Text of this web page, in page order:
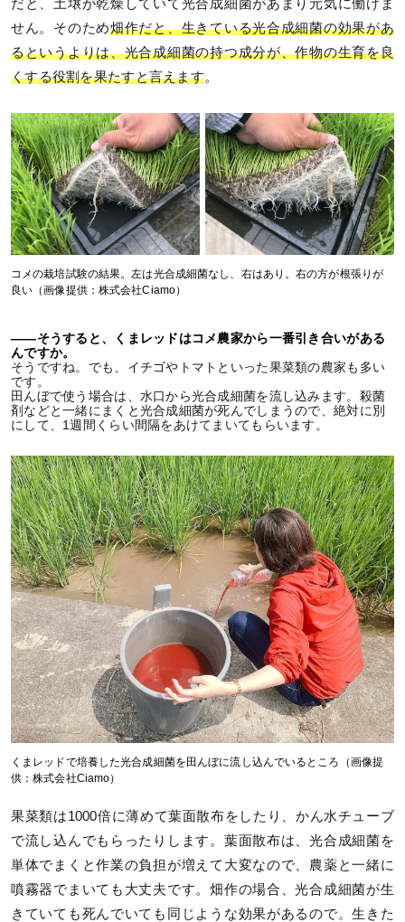
だと、土壌が乾燥していて光合成細菌があまり元気に働けま
せん。そのため畑作だと、生きている光合成細菌の効果があ
るというよりは、光合成細菌の持つ成分が、作物の生育を良
くする役割を果たすと言えます。
コメの栽培試験の結果。左は光合成細菌なし、右はあり。右の方が根張りが
良い（画像提供：株式会社Ciamo）
――そうすると、くまレッドはコメ農家から一番引き合いがある
んですか。
そうですね。でも、イチゴやトマトといった果菜類の農家も多い
です。
田んぼで使う場合は、水口から光合成細菌を流し込みます。殺菌
剤などと一緒にまくと光合成細菌が死んでしまうので、絶対に別
にして、1週間くらい間隔をあけてまいてもらいます。
くまレッドで培養した光合成細菌を田んぼに流し込んでいるところ（画像提
供：株式会社Ciamo）
果菜類は1000倍に薄めて葉面散布をしたり、かん水チューブ
で流し込んでもらったりします。葉面散布は、光合成細菌を
単体でまくと作業の負担が増えて大変なので、農薬と一緒に
噴霧器でまいても大丈夫です。畑作の場合、光合成細菌が生
きていても死んでいても同じような効果があるので。生きた